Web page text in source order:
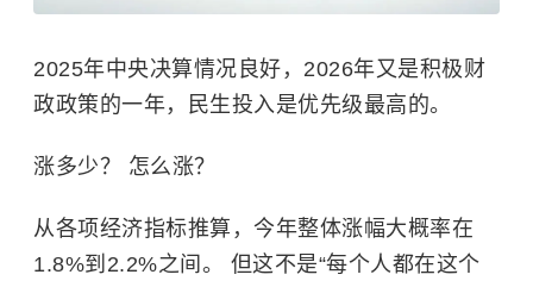
2025年中央决算情况良好，2026年又是积极财
政政策的一年，民生投入是优先级最高的。
涨多少？ 怎么涨？
从各项经济指标推算，今年整体涨幅大概率在
1.8%到2.2%之间。 但这不是“每个人都在这个